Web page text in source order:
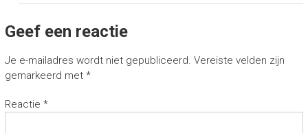
Geef een reactie
Je e-mailadres wordt niet gepubliceerd. Vereiste velden zijn
gemarkeerd met *
Reactie *